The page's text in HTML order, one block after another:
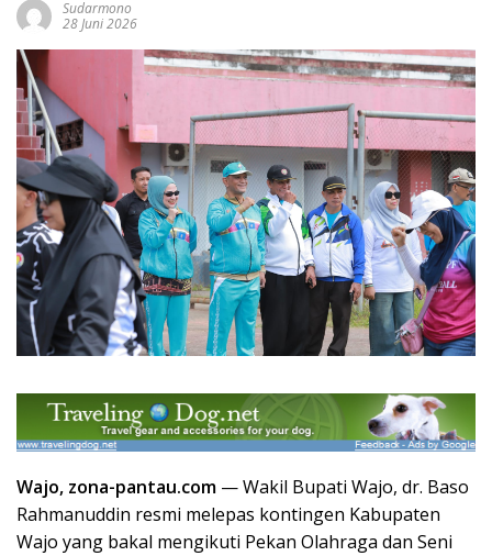
Sudarmono
28 Juni 2026
Wajo, zona-pantau.com — Wakil Bupati Wajo, dr. Baso
Rahmanuddin resmi melepas kontingen Kabupaten
Wajo yang bakal mengikuti Pekan Olahraga dan Seni